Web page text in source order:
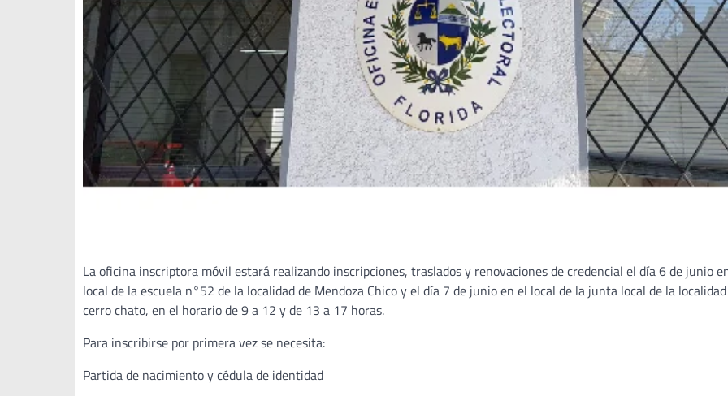
La oficina inscriptora móvil estará realizando inscripciones, traslados y renovaciones de credencial el día 6 de junio
local de la escuela n°52 de la localidad de Mendoza Chico y el día 7 de junio en el local de la junta local de la
cerro chato, en el horario de 9 a 12 y de 13 a 17 horas.
Para inscribirse por primera vez se necesita:
Partida de nacimiento y cédula de identidad